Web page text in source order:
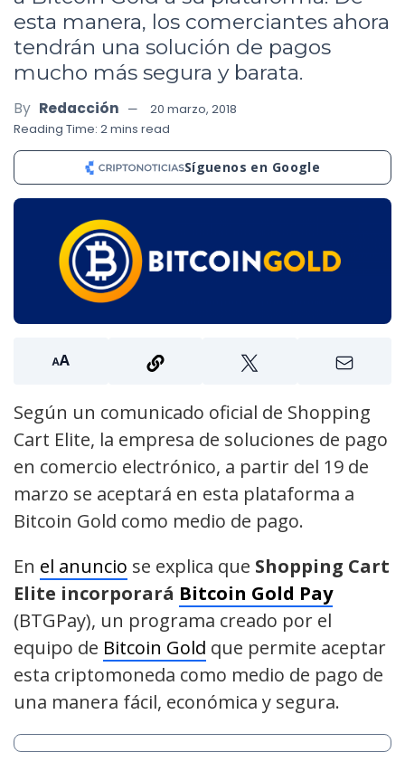
esta manera, los comerciantes ahora
tendrán una solución de pagos
mucho más segura y barata.
By Redacción
20 marzo, 2018
Reading Time: 2 mins read
Síguenos en Google
Según un comunicado oficial de Shopping
Cart Elite, la empresa de soluciones de pago
en comercio electrónico, a partir del 19 de
marzo se aceptará en esta plataforma a
Bitcoin Gold como medio de pago.
En el anuncio se explica que Shopping Cart
Elite incorporará Bitcoin Gold Pay
(BTGPay), un programa creado por el
equipo de Bitcoin Gold que permite aceptar
esta criptomoneda como medio de pago de
una manera fácil, económica y segura.